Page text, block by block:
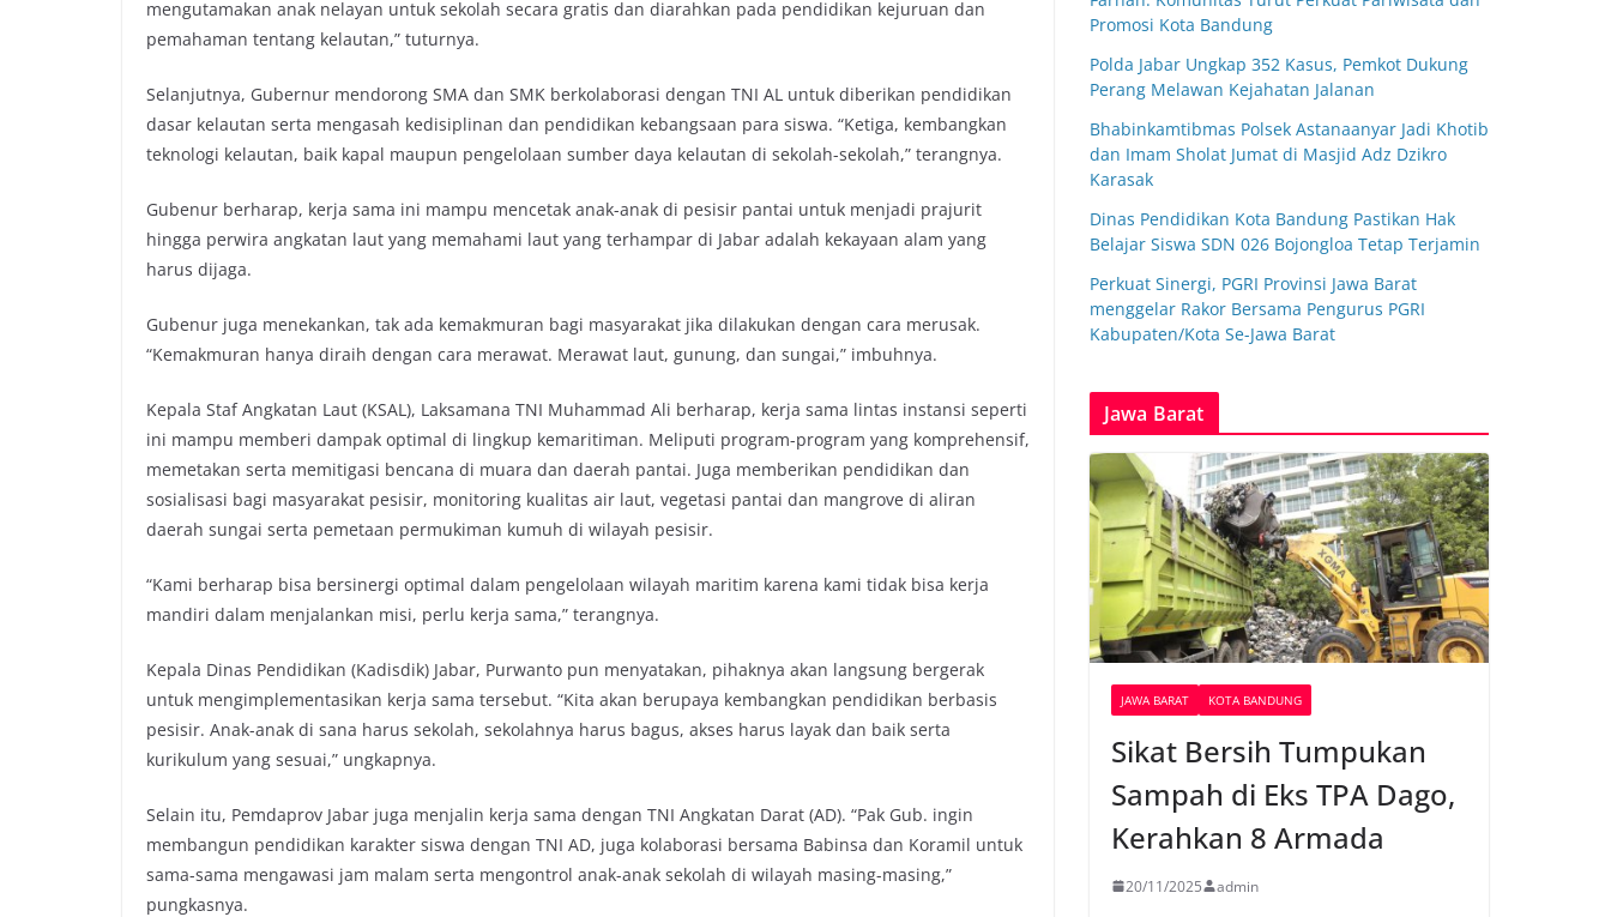
mengutamakan anak nelayan untuk sekolah secara gratis dan diarahkan pada pendidikan kejuruan dan
pemahaman tentang kelautan,” tuturnya.
Selanjutnya, Gubernur mendorong SMA dan SMK berkolaborasi dengan TNI AL untuk diberikan pendidikan
dasar kelautan serta mengasah kedisiplinan dan pendidikan kebangsaan para siswa. “Ketiga, kembangkan
teknologi kelautan, baik kapal maupun pengelolaan sumber daya kelautan di sekolah-sekolah,” terangnya.
Gubenur berharap, kerja sama ini mampu mencetak anak-anak di pesisir pantai untuk menjadi prajurit
hingga perwira angkatan laut yang memahami laut yang terhampar di Jabar adalah kekayaan alam yang
harus dijaga.
Gubenur juga menekankan, tak ada kemakmuran bagi masyarakat jika dilakukan dengan cara merusak.
“Kemakmuran hanya diraih dengan cara merawat. Merawat laut, gunung, dan sungai,” imbuhnya.
Kepala Staf Angkatan Laut (KSAL), Laksamana TNI Muhammad Ali berharap, kerja sama lintas instansi seperti
ini mampu memberi dampak optimal di lingkup kemaritiman. Meliputi program-program yang komprehensif,
memetakan serta memitigasi bencana di muara dan daerah pantai. Juga memberikan pendidikan dan
sosialisasi bagi masyarakat pesisir, monitoring kualitas air laut, vegetasi pantai dan mangrove di aliran
daerah sungai serta pemetaan permukiman kumuh di wilayah pesisir.
“Kami berharap bisa bersinergi optimal dalam pengelolaan wilayah maritim karena kami tidak bisa kerja
mandiri dalam menjalankan misi, perlu kerja sama,” terangnya.
Kepala Dinas Pendidikan (Kadisdik) Jabar, Purwanto pun menyatakan, pihaknya akan langsung bergerak
untuk mengimplementasikan kerja sama tersebut. “Kita akan berupaya kembangkan pendidikan berbasis
pesisir. Anak-anak di sana harus sekolah, sekolahnya harus bagus, akses harus layak dan baik serta
kurikulum yang sesuai,” ungkapnya.
Selain itu, Pemdaprov Jabar juga menjalin kerja sama dengan TNI Angkatan Darat (AD). “Pak Gub. ingin
membangun pendidikan karakter siswa dengan TNI AD, juga kolaborasi bersama Babinsa dan Koramil untuk
sama-sama mengawasi jam malam serta mengontrol anak-anak sekolah di wilayah masing-masing,”
pungkasnya.
Promosi Kota Bandung
Polda Jabar Ungkap 352 Kasus, Pemkot Dukung
Perang Melawan Kejahatan Jalanan
Bhabinkamtibmas Polsek Astanaanyar Jadi Khotib
dan Imam Sholat Jumat di Masjid Adz Dzikro
Karasak
Dinas Pendidikan Kota Bandung Pastikan Hak
Belajar Siswa SDN 026 Bojongloa Tetap Terjamin
Perkuat Sinergi, PGRI Provinsi Jawa Barat
menggelar Rakor Bersama Pengurus PGRI
Kabupaten/Kota Se-Jawa Barat
Jawa Barat
JAWA BARAT KOTA BANDUNG
Sikat Bersih Tumpukan
Sampah di Eks TPA Dago,
Kerahkan 8 Armada
20/11/2025 admin